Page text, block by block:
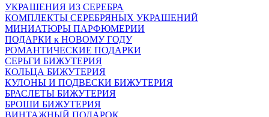
УКРАШЕНИЯ ИЗ СЕРЕБРА
КОМПЛЕКТЫ СЕРЕБРЯНЫХ УКРАШЕНИЙ
МИНИАТЮРЫ ПАРФЮМЕРИИ
ПОДАРКИ к НОВОМУ ГОДУ
РОМАНТИЧЕСКИЕ ПОДАРКИ
СЕРЬГИ БИЖУТЕРИЯ
КОЛЬЦА БИЖУТЕРИЯ
КУЛОНЫ И ПОДВЕСКИ БИЖУТЕРИЯ
БРАСЛЕТЫ БИЖУТЕРИЯ
БРОШИ БИЖУТЕРИЯ
ВИНТАЖНЫЙ ПОДАРОК